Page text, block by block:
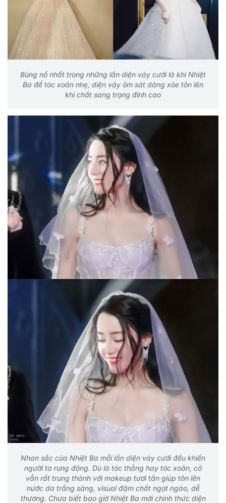
Bùng nổ nhất trong những lần diện váy cưới là khi Nhiệt
Ba để tóc xoăn nhẹ, diện váy ôm sát dáng xòe tôn lên
khí chất sang trọng đỉnh cao
Nhan sắc của Nhiệt Ba mỗi lần diện váy cưới đều khiến
người ta rung động. Dù là tóc thẳng hay tóc xoăn, cô
vẫn rất trung thành với makeup tươi tắn giúp tôn lên
nước da trắng sáng, visual đậm chất ngọt ngào, dễ
thương. Chưa biết bao giờ Nhiệt Ba mới chính thức diện